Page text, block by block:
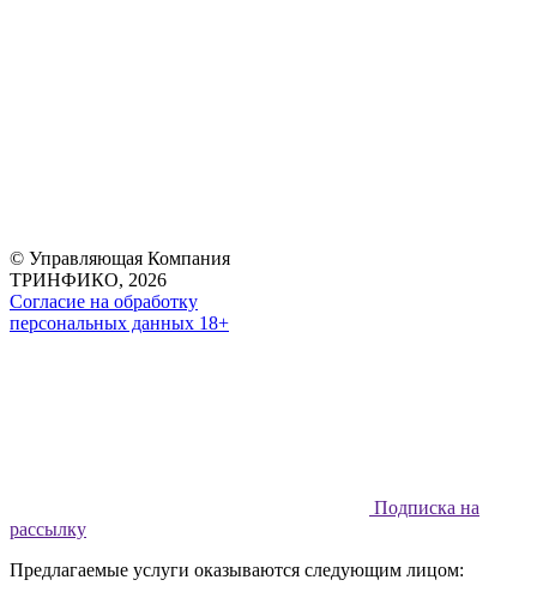
© Управляющая Компания
ТРИНФИКО, 2026
Согласие на обработку
персональных данных 18+
Подписка на
рассылку
Предлагаемые услуги оказываются следующим лицом: